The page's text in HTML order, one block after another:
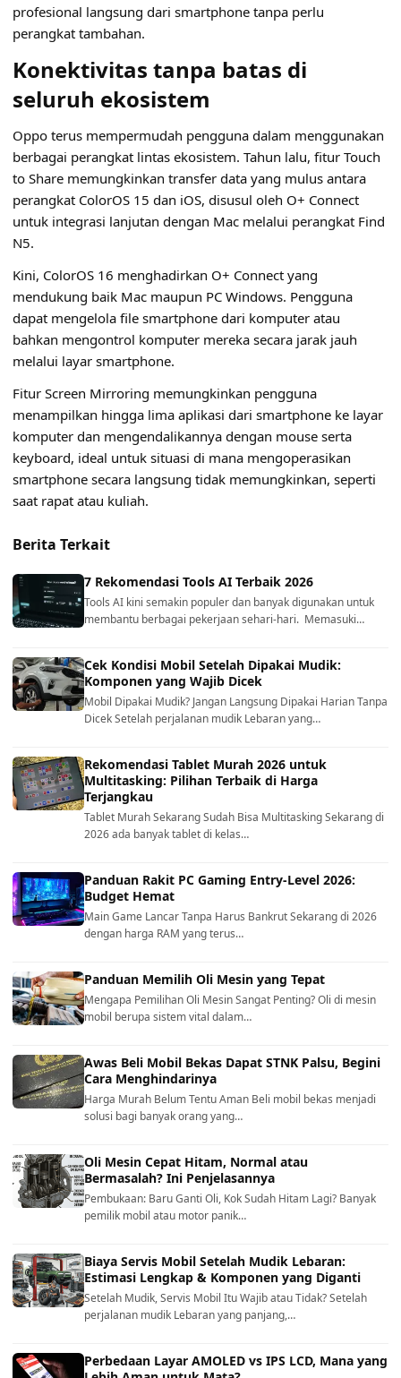
profesional langsung dari smartphone tanpa perlu
perangkat tambahan.
Konektivitas tanpa batas di
seluruh ekosistem
Oppo terus mempermudah pengguna dalam menggunakan
berbagai perangkat lintas ekosistem. Tahun lalu, fitur Touch
to Share memungkinkan transfer data yang mulus antara
perangkat ColorOS 15 dan iOS, disusul oleh O+ Connect
untuk integrasi lanjutan dengan Mac melalui perangkat Find
N5.
Kini, ColorOS 16 menghadirkan O+ Connect yang
mendukung baik Mac maupun PC Windows. Pengguna
dapat mengelola file smartphone dari komputer atau
bahkan mengontrol komputer mereka secara jarak jauh
melalui layar smartphone.
Fitur Screen Mirroring memungkinkan pengguna
menampilkan hingga lima aplikasi dari smartphone ke layar
komputer dan mengendalikannya dengan mouse serta
keyboard, ideal untuk situasi di mana mengoperasikan
smartphone secara langsung tidak memungkinkan, seperti
saat rapat atau kuliah.
Berita Terkait
7 Rekomendasi Tools AI Terbaik 2026
Tools AI kini semakin populer dan banyak digunakan untuk
membantu berbagai pekerjaan sehari-hari. Memasuki…
Cek Kondisi Mobil Setelah Dipakai Mudik:
Komponen yang Wajib Dicek
Mobil Dipakai Mudik? Jangan Langsung Dipakai Harian Tanpa
Dicek Setelah perjalanan mudik Lebaran yang…
Rekomendasi Tablet Murah 2026 untuk
Multitasking: Pilihan Terbaik di Harga
Terjangkau
Tablet Murah Sekarang Sudah Bisa Multitasking Sekarang di
2026 ada banyak tablet di kelas…
Panduan Rakit PC Gaming Entry-Level 2026:
Budget Hemat
Main Game Lancar Tanpa Harus Bankrut Sekarang di 2026
dengan harga RAM yang terus…
Panduan Memilih Oli Mesin yang Tepat
Mengapa Pemilihan Oli Mesin Sangat Penting? Oli di mesin
mobil berupa sistem vital dalam…
Awas Beli Mobil Bekas Dapat STNK Palsu, Begini
Cara Menghindarinya
Harga Murah Belum Tentu Aman Beli mobil bekas menjadi
solusi bagi banyak orang yang…
Oli Mesin Cepat Hitam, Normal atau
Bermasalah? Ini Penjelasannya
Pembukaan: Baru Ganti Oli, Kok Sudah Hitam Lagi? Banyak
pemilik mobil atau motor panik…
Biaya Servis Mobil Setelah Mudik Lebaran:
Estimasi Lengkap & Komponen yang Diganti
Setelah Mudik, Servis Mobil Itu Wajib atau Tidak? Setelah
perjalanan mudik Lebaran yang panjang,…
Perbedaan Layar AMOLED vs IPS LCD, Mana yang